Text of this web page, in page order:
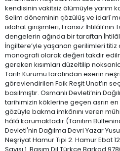
kendisinin vakitsiz ölümüyle yarım
Selim döneminin çözülüş ve idarî
ıslahat girişimleri, Fransız
dengelerin ağında bir taraftan
İngiltere’yle yaşanan gerilimleri titiz
monografi olarak değeri takdir
gereken kısımları düzeltilip
Tarih Kurumu tarafından eserin
görevlendirilen Faik Reşit Unat’ın
basılmıştır. Osmanlı Devleti’nin
tarihimizin köklerine geçen asrın en
gözüyle bakma imkânını veren
hâlâ korumaktadır (Tanıtım
Devleti'nin Dağılma Devri Yazar
Neşriyat Hamur Tipi 2. Hamur Ebat 12 x